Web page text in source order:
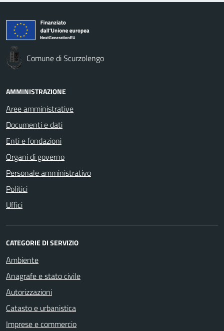
Comune di Scurzolengo
AMMINISTRAZIONE
Aree amministrative
Documenti e dati
Enti e fondazioni
Organi di governo
Personale amministrativo
Politici
Uffici
CATEGORIE DI SERVIZIO
Ambiente
Anagrafe e stato civile
Autorizzazioni
Catasto e urbanistica
Imprese e commercio